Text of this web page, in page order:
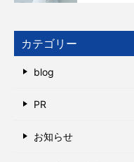
カテゴリー
blog
PR
お知らせ